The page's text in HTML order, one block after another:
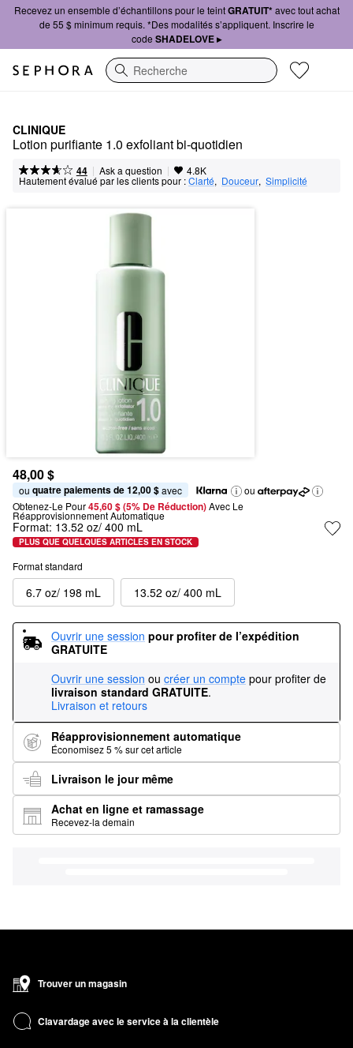
Recevez un ensemble d’échantillons pour le teintGRATUIT*avec tout achat
de 55 $ minimum requis. *Des modalités s’appliquent. Inscrire le
code SHADELOVE ▸
Recherche
CLINIQUE
Lotion purifiante 1.0 exfoliant bi-quotidien
44 | Ask a question | 4.8K
Hautement évalué par les clients pour :Clarté, Douceur, Simplicité
48,00 $
ou quatre paiements de 12,00 $ avec
ou
Obtenez-Le Pour45,60 $ (5% De Réduction) Avec Le
Réapprovisionnement Automatique
Format: 13.52 oz/ 400 mL
PLUS QUE QUELQUES ARTICLES EN STOCK
Format standard
6.7 oz/ 198 mL 13.52 oz/ 400 mL
Ouvrir une session pour profiter de l’expédition
GRATUITE
Ouvrir une session ou créer un compte pour profiter de
livraison standard GRATUITE.
Livraison et retours
Réapprovisionnement automatique
Économisez 5 % sur cet article
Livraison le jour même
Achat en ligne et ramassage
Recevez-la demain
Trouver un magasin
Clavardage avec le service à la clientèle